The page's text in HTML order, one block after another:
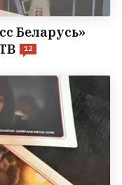
Беларусь»
12